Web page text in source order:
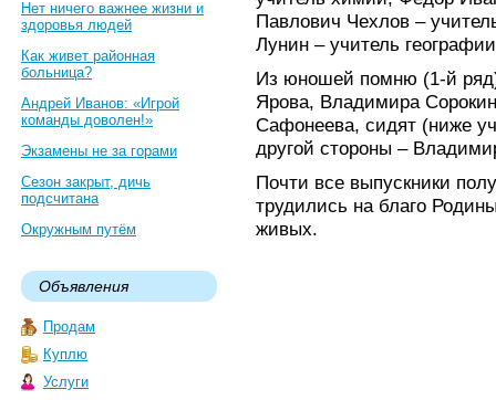
Нет ничего важнее жизни и
здоровья людей
Как живет районная
больница?
Андрей Иванов: «Игрой
команды доволен!»
Экзамены не за горами
Сезон закрыт, дичь
подсчитана
Окружным путём
Объявления
Продам
Куплю
Услуги
Павлович Чехлов –
Лунин – учитель
Из юношей помню (1-й
Ярова, Владимира
Сафонеева, сидят (ниже
другой стороны –
Почти все выпускники
трудились на благо
живых.